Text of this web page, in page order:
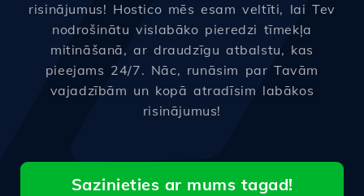
risinājumus! Hostico mēs esam veltīti, lai Tev
nodrošinātu vislabāko pieredzi tīmekļa
mitināšanā, ar draudzīgu atbalstu, kas
pieejams 24/7. Nāc, runāsim par Tavām
vajadzībām un kopā atradīsim labākos
risinājumus!
Sazinieties ar mums tagad!